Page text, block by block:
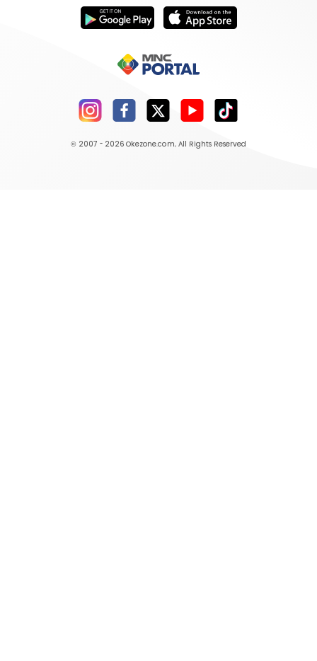
© 2007 - 2026 Okezone.com, All Rights Reserved